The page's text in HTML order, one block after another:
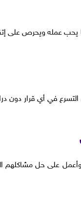
يحب عمله ويحرص على
في أي قرار دون
على حل مشاكلهم